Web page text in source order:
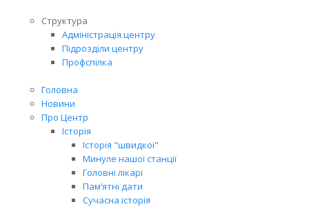
Структура
Адміністрація центру
Підрозділи центру
Профспілка
Головна
Новини
Про Центр
Історія
Історія "швидкої"
Минуле нашої станції
Головні лікарі
Пам’ятні дати
Сучасна історія